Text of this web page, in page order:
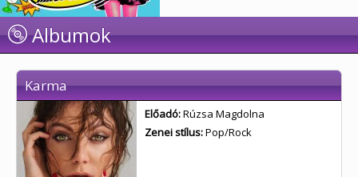
Albumok
Karma
Előadó:Rúzsa Magdolna
Zenei stílus:Pop/Rock